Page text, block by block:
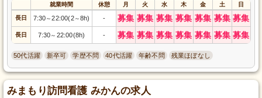
就業時間 休憩 月 火 水 木 金 土 日
長日 7:30～22:00(2～8h) - 募集 募集 募集 募集 募集 募集 募集
長日 7:30～ 22:00(8h) - 募集 募集 募集 募集 募集 募集 募集
50代活躍 新卒可 学歴不問 40代活躍 年齢不問 残業ほぼなし
みまもり訪問看護 みかんの求人